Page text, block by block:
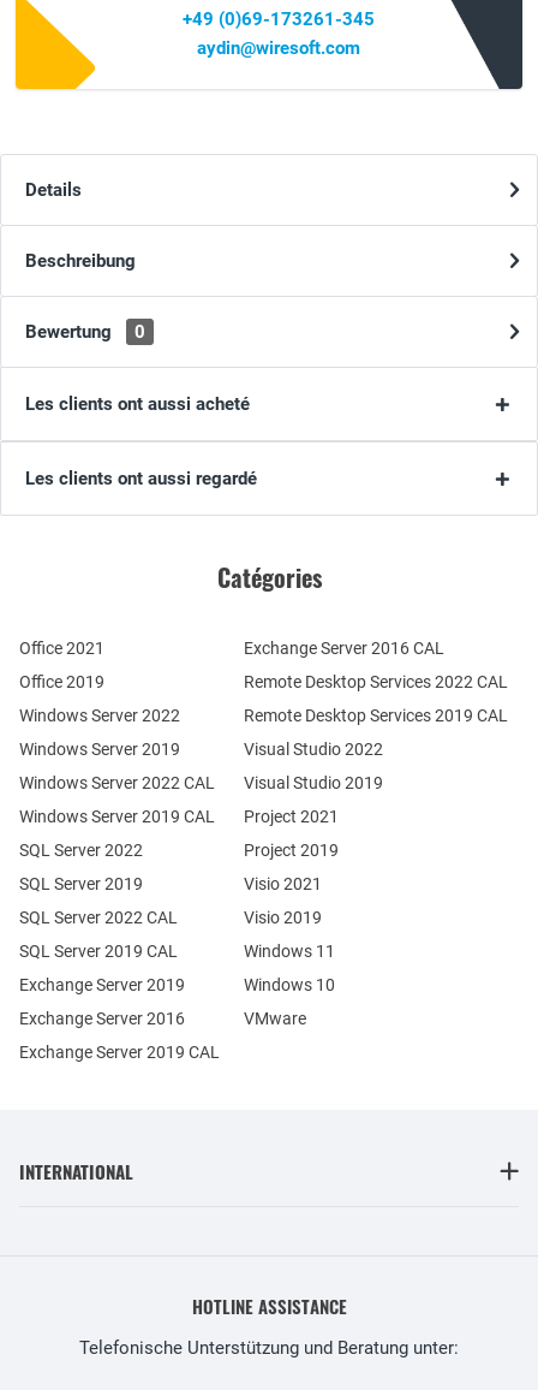
+49 (0)69-173261-345
aydin@wiresoft.com
Details
Beschreibung
Bewertung 0
Les clients ont aussi acheté
Les clients ont aussi regardé
Catégories
Office 2021
Office 2019
Windows Server 2022
Windows Server 2019
Exchange Server 2019
Exchange Server 2016
SQL Server 2022
SQL Server 2019
Windows Server 2022 CAL
Windows Server 2019 CAL
SQL Server 2022 CAL
SQL Server 2019 CAL
Remote Desktop Services 2022 CAL
Remote Desktop Services 2019 CAL
Exchange Server 2019 CAL
Exchange Server 2016 CAL
Visual Studio 2022
Visual Studio 2019
Project 2021
Project 2019
Visio 2021
Visio 2019
Windows 11
Windows 10
VMware
INTERNATIONAL
HOTLINE ASSISTANCE
Telefonische Unterstützung und Beratung unter: